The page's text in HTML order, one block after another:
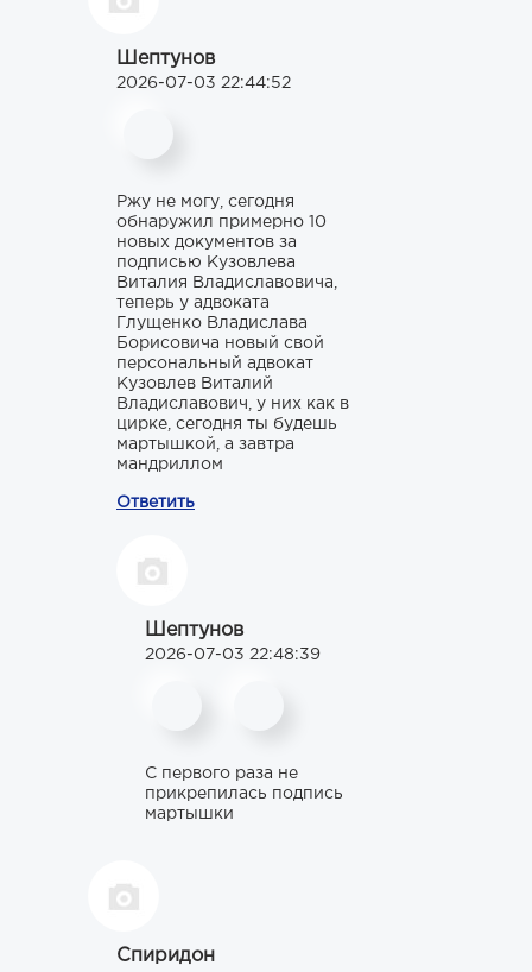
Шептунов
2026-07-03 22:44:52
Ржу не могу, сегодня
обнаружил примерно 10
новых документов за
подписью Кузовлева
Виталия Владиславовича,
теперь у адвоката
Глущенко Владислава
Борисовича новый свой
персональный адвокат
Кузовлев Виталий
Владиславович, у них как в
цирке, сегодня ты будешь
мартышкой, а завтра
мандриллом
Ответить
Шептунов
2026-07-03 22:48:39
С первого раза не
прикрепилась подпись
мартышки
Спиридон